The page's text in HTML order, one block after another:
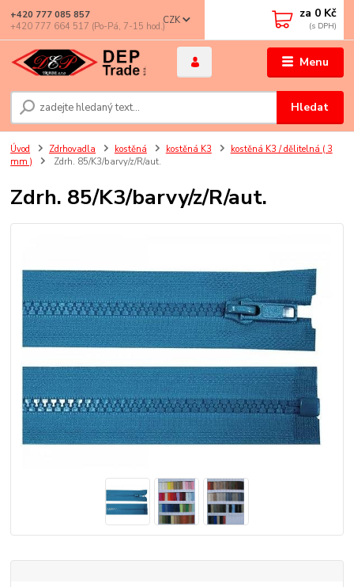
Menu
CZK
Hledat
+420 777 085 857
+420 777 664 517 (Po-Pá, 7-15 hod.)
za 0 Kč
Úvod Zdrhovadla kostěná kostěná K3
kostěná K3 / dělitelná ( 3
mm )
Zdrh. 85/K3/barvy/z/R/aut.
Zdrh. 85/K3/barvy/z/R/aut.